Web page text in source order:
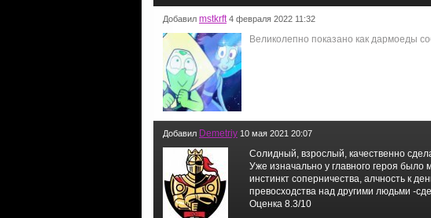
Добавил mstkrft 4 февраля 2022 11:32
Великолепно показано как дармоеды
Добавил Demetriy 10 мая 2021 20:07
Солидный, взрослый, качественно
Уже изначально у главного героя было
инстинкт соперничества, алчность к
превосходства над другими людьми -
Оценка 8.3/10